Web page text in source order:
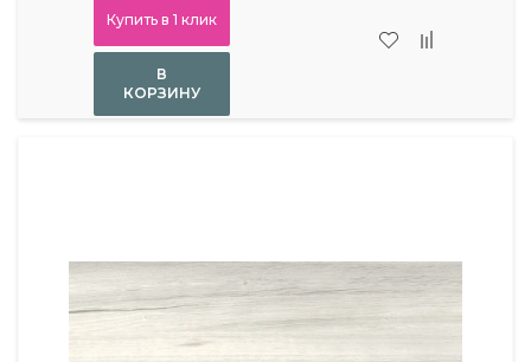
Купить в 1 клик
В
КОРЗИНУ